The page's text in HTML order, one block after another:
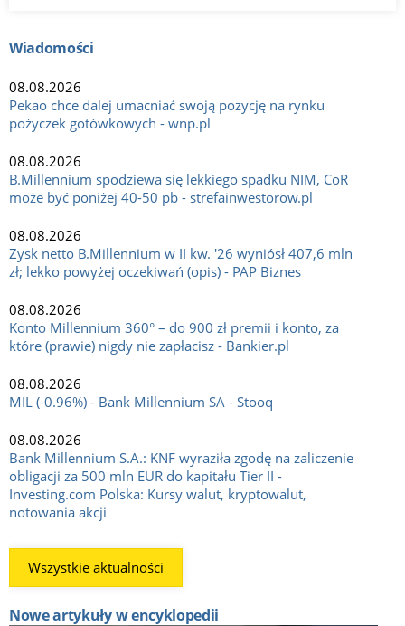
Wiadomości
08.08.2026
Pekao chce dalej umacniać swoją pozycję na rynku
pożyczek gotówkowych - wnp.pl
08.08.2026
B.Millennium spodziewa się lekkiego spadku NIM, CoR
może być poniżej 40-50 pb - strefainwestorow.pl
08.08.2026
Zysk netto B.Millennium w II kw. '26 wyniósł 407,6 mln
zł; lekko powyżej oczekiwań (opis) - PAP Biznes
08.08.2026
Konto Millennium 360° – do 900 zł premii i konto, za
które (prawie) nigdy nie zapłacisz - Bankier.pl
08.08.2026
MIL (-0.96%) - Bank Millennium SA - Stooq
08.08.2026
Bank Millennium S.A.: KNF wyraziła zgodę na zaliczenie
obligacji za 500 mln EUR do kapitału Tier II -
Investing.com Polska: Kursy walut, kryptowalut,
notowania akcji
Wszystkie aktualności
Nowe artykuły w encyklopedii